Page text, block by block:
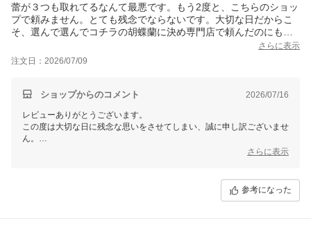
蕾が３つも取れてるなんて最悪です。もう2度と、こちらのショッ
プで頼みません。とても残念でならないです。大切な日だからこ
そ、選んで選んでコチラの胡蝶蘭に決め専門店で頼んだのにも関
わらず、この結果…とても悲しい気持ちでいっぱいです。さらに表示
注文日：2026/07/09
ショップからのコメント 2026/07/16
レビューありがとうございます。
この度は大切な日に残念な思いをさせてしまい、誠に申し訳ございませ
ん。
な日のために私どもの商品を選んでいただいたにもかかわらず、ご期待
に添えず悲しい気持ちにさせてしまい、深く反省しております。
さらに表示
参考になった